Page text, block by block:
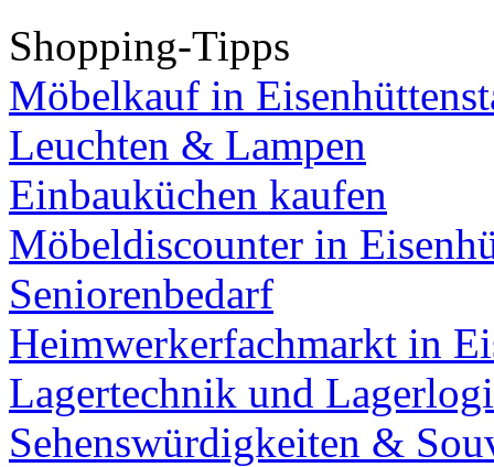
Shopping-Tipps
Möbelkauf in
Leuchten & Lampen
Einbauküchen kaufen
Möbeldiscounter in
Seniorenbedarf
Heimwerkerfachmarkt in
Lagertechnik und
Sehenswürdigkeiten &